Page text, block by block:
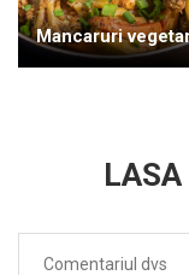
Mancaruri
LASA